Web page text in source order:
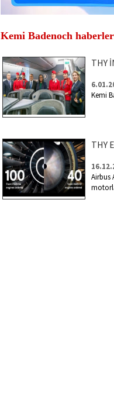
Kemi Badenoch
THY
Kemi
THY
Airbus